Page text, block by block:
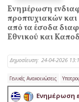
Ενημέρωση
προπτυχιακών
από τα έσοδα
Εθνικού και
Δημοσίευση: 24-04-2026
Γενικές Ανακοινώσεις
Ενημέρωση